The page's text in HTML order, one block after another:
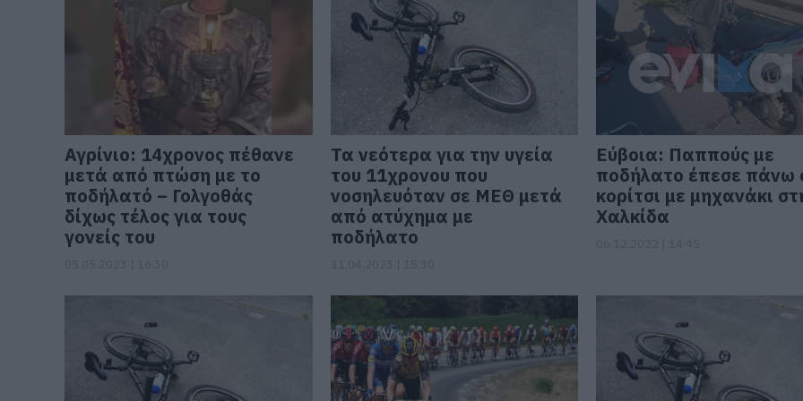
Αγρίνιο: 14χρονος πέθανε
μετά από πτώση με το
ποδήλατό – Γολγοθάς
δίχως τέλος για τους
γονείς του
Τα νεότερα για την υγεία
του 11χρονου που
νοσηλευόταν σε ΜΕΘ μετά
από ατύχημα με
ποδήλατο
Εύβοια: Παππούς με
ποδήλατο έπεσε πάνω
κορίτσι με μηχανάκι
Χαλκίδα